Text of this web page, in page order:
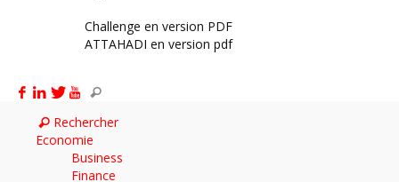
Challenge en version PDF
ATTAHADI en version pdf
Rechercher
Economie
Business
Finance